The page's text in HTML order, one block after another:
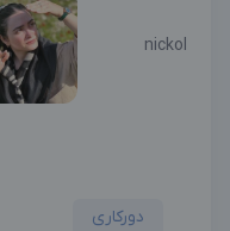
nickol
دورکاری